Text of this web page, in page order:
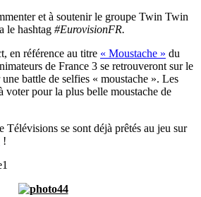
et à soutenir le groupe Twin Twin
le hashtag #EurovisionFR.
en référence au titre « Moustache » du
de France 3 se retrouveront sur le
battle de selfies « moustache ». Les
voter pour la plus belle moustache de
Télévisions se sont déjà prêtés au jeu sur
!